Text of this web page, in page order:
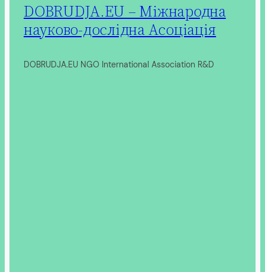
DOBRUDJA.EU – Міжнародна
науково-дослідна Асоціація
DOBRUDJA.EU NGO International Association R&D